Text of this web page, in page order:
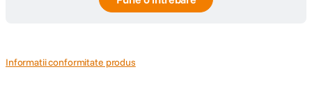
Informatii conformitate produs